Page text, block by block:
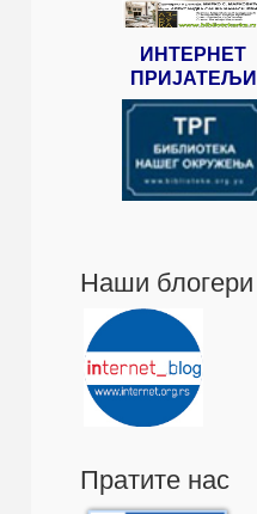
ИНТЕРНЕТ
ПРИЈАТЕЉИ
Наши блогери
Пратите нас